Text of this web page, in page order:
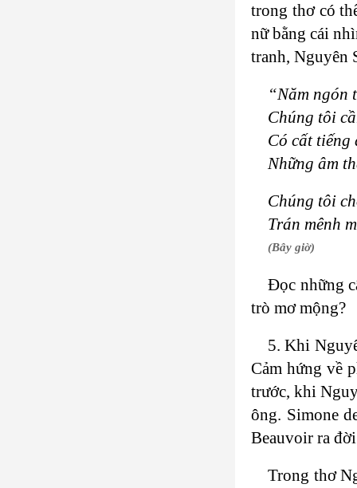
trong thơ có
nữ bằng cái
tranh, Nguyên
“Năm ngón
Chúng tôi
Có cất
Những âm
Chúng tôi
Trán mênh
(Bây giờ)
Đọc những
trò mơ mộng?
5. Khi
Cảm hứng về
trước, khi
ông. Simone
Beauvoir ra
Trong thơ